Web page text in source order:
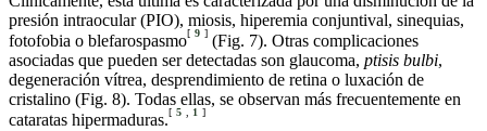
presión intraocular (PIO), miosis, hiperemia conjuntival, sinequias,
fotofobia o blefarospasmo[ 9 ] (Fig. 7). Otras complicaciones
asociadas que pueden ser detectadas son glaucoma, ptisis bulbi,
degeneración vítrea, desprendimiento de retina o luxación de
cristalino (Fig. 8). Todas ellas, se observan más frecuentemente en
cataratas hipermaduras.[ 5 , 1 ]